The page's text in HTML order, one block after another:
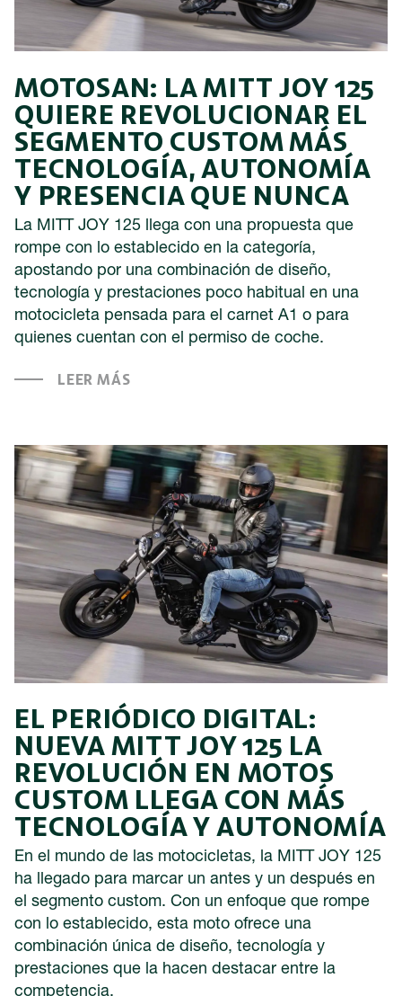
MOTOSAN: LA MITT JOY 125
QUIERE REVOLUCIONAR EL
SEGMENTO CUSTOM MÁS
TECNOLOGÍA, AUTONOMÍA
Y PRESENCIA QUE NUNCA
La MITT JOY 125 llega con una propuesta que
rompe con lo establecido en la categoría,
apostando por una combinación de diseño,
tecnología y prestaciones poco habitual en una
motocicleta pensada para el carnet A1 o para
quienes cuentan con el permiso de coche.
LEER MÁS
EL PERIÓDICO DIGITAL:
NUEVA MITT JOY 125 LA
REVOLUCIÓN EN MOTOS
CUSTOM LLEGA CON MÁS
TECNOLOGÍA Y AUTONOMÍA
En el mundo de las motocicletas, la MITT JOY 125
ha llegado para marcar un antes y un después en
el segmento custom. Con un enfoque que rompe
con lo establecido, esta moto ofrece una
combinación única de diseño, tecnología y
prestaciones que la hacen destacar entre la
competencia.